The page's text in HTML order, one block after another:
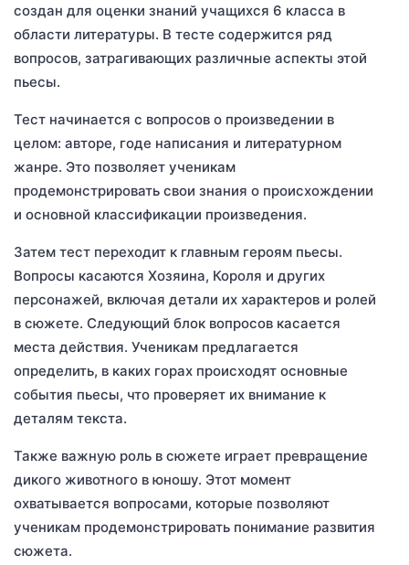
создан для оценки знаний учащихся 6 класса в
области литературы. В тесте содержится ряд
вопросов, затрагивающих различные аспекты этой
пьесы.
Тест начинается с вопросов о произведении в
целом: авторе, годе написания и литературном
жанре. Это позволяет ученикам
продемонстрировать свои знания о происхождении
и основной классификации произведения.
Затем тест переходит к главным героям пьесы.
Вопросы касаются Хозяина, Короля и других
персонажей, включая детали их характеров и ролей
в сюжете. Следующий блок вопросов касается
места действия. Ученикам предлагается
определить, в каких горах происходят основные
события пьесы, что проверяет их внимание к
деталям текста.
Также важную роль в сюжете играет превращение
дикого животного в юношу. Этот момент
охватывается вопросами, которые позволяют
ученикам продемонстрировать понимание развития
сюжета.